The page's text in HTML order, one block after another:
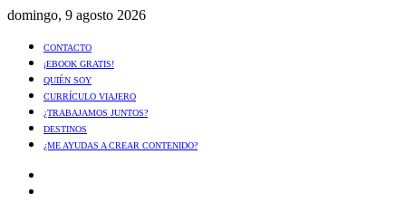
domingo, 9 agosto 2026
CONTACTO
¡EBOOK GRATIS!
QUIÉN SOY
CURRÍCULO VIAJERO
¿TRABAJAMOS JUNTOS?
DESTINOS
¿ME AYUDAS A CREAR CONTENIDO?